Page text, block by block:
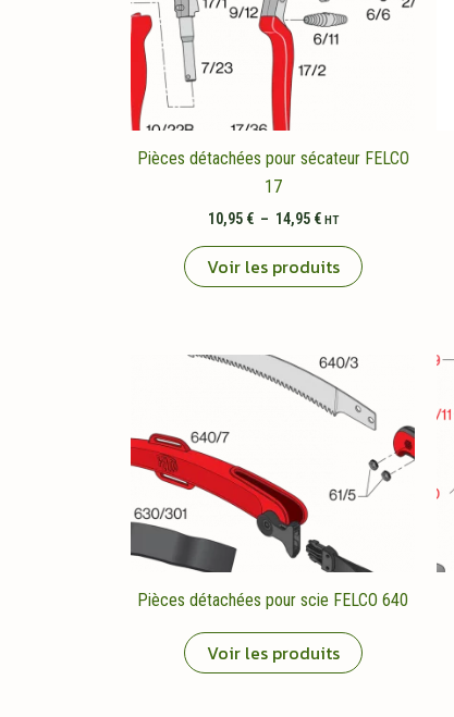
Pièces détachées pour sécateur FELCO
17
10,95 € – 14,95 €Plage
prix :
10,95 €
HT
Voir les produits
Pièces détachées pour scie FELCO 640
Voir les produits